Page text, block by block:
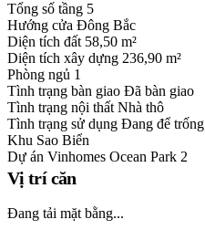
Tổng số tầng 5
Hướng cửa Đông Bắc
Diện tích đất 58,50 m²
Diện tích xây dựng 236,90 m²
Phòng ngủ 1
Tình trạng bàn giao Đã bàn giao
Tình trạng nội thất Nhà thô
Tình trạng sử dụng Đang để trống
Khu Sao Biển
Dự án Vinhomes Ocean Park 2
Vị trí căn
Đang tải mặt bằng...